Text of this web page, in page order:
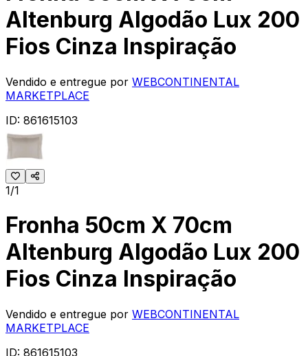
Altenburg Algodão Lux 200
Fios Cinza Inspiração
Vendido e entregue por WEBCONTINENTAL
MARKETPLACE
ID: 861615103
1/1
Fronha 50cm X 70cm
Altenburg Algodão Lux 200
Fios Cinza Inspiração
Vendido e entregue por WEBCONTINENTAL
MARKETPLACE
ID: 861615103